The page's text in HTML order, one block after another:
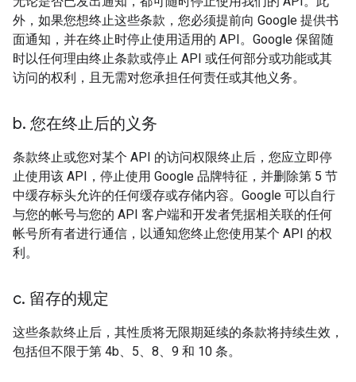
外，如果您想终止这些条款，您必须提前向 Google 提供书
面通知，并在终止时停止使用适用的 API。Google 保留随
时以任何理由终止条款或停止 API 或任何部分或功能或其
访问的权利，且无需对您承担任何责任或其他义务。
b. 您在终止后的义务
条款终止或您对某个 API 的访问权限终止后，您应立即停
止使用该 API，停止使用 Google 品牌特征，并删除第 5 节
中缓存标头允许的任何缓存或存储内容。Google 可以自行
与您的帐号与您的 API 客户端和开发者凭据相关联的任何
帐号所有者进行通信，以通知您终止您使用某个 API 的权
利。
c. 留存的规定
这些条款终止后，其性质将无限期延续的条款将持续生效，
包括但不限于第 4b、5、8、9 和 10 条。